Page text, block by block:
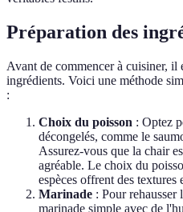
Préparation des
Avant de commencer à cuisiner, il
ingrédients. Voici une méthode
:
Choix du poisson : Optez
décongelés, comme le
Assurez-vous que la chair
agréable. Le choix du
espèces offrent des textures
Marinade : Pour rehausser
marinade simple avec de